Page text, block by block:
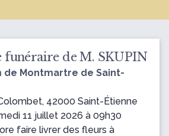
funéraire de M. SKUPIN
de Montmartre de Saint-
42000 Saint-Étienne
11 juillet 2026 à 09h30
faire livrer des fleurs à